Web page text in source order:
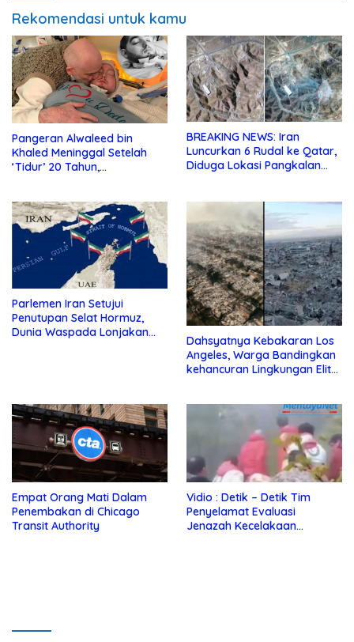
Rekomendasi untuk kamu
Pangeran Alwaleed bin
Khaled Meninggal Setelah
‘Tidur’ 20 Tahun,
BREAKING NEWS: Iran
Luncurkan 6 Rudal ke Qatar,
Diduga Lokasi Pangkalan
Parlemen Iran Setujui
Penutupan Selat Hormuz,
Dunia Waspada Lonjakan
Dahsyatnya Kebakaran Los
Angeles, Warga Bandingkan
kehancuran Lingkungan Elit
Empat Orang Mati Dalam
Penembakan di Chicago
Transit Authority
Vidio : Detik – Detik Tim
Penyelamat Evaluasi
Jenazah Kecelakaan